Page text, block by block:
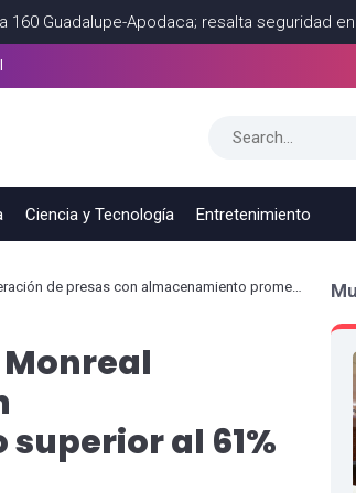
Apodaca; resalta seguridad en transporte
Ciencia y Tecnología Entretenimiento
con almacenamiento promedio superior al 61%
al 61%